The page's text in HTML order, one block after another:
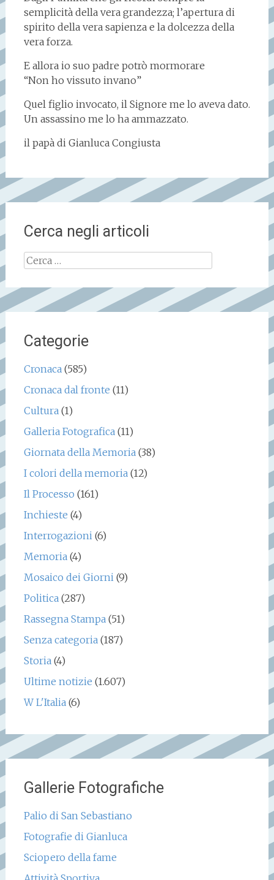
semplicità della vera grandezza; l’apertura di
spirito della vera sapienza e la dolcezza della
vera forza.
E allora io suo padre potrò mormorare
“Non ho vissuto invano”
Quel figlio invocato, il Signore me lo aveva dato.
Un assassino me lo ha ammazzato.
il papà di Gianluca Congiusta
Cerca negli articoli
Ricerca
per:
Categorie
Cronaca (585)
Cronaca dal fronte (11)
Cultura (1)
Galleria Fotografica (11)
Giornata della Memoria (38)
I colori della memoria (12)
Il Processo (161)
Inchieste (4)
Interrogazioni (6)
Memoria (4)
Mosaico dei Giorni (9)
Politica (287)
Rassegna Stampa (51)
Senza categoria (187)
Storia (4)
Ultime notizie (1.607)
W L'Italia (6)
Gallerie Fotografiche
Palio di San Sebastiano
Fotografie di Gianluca
Sciopero della fame